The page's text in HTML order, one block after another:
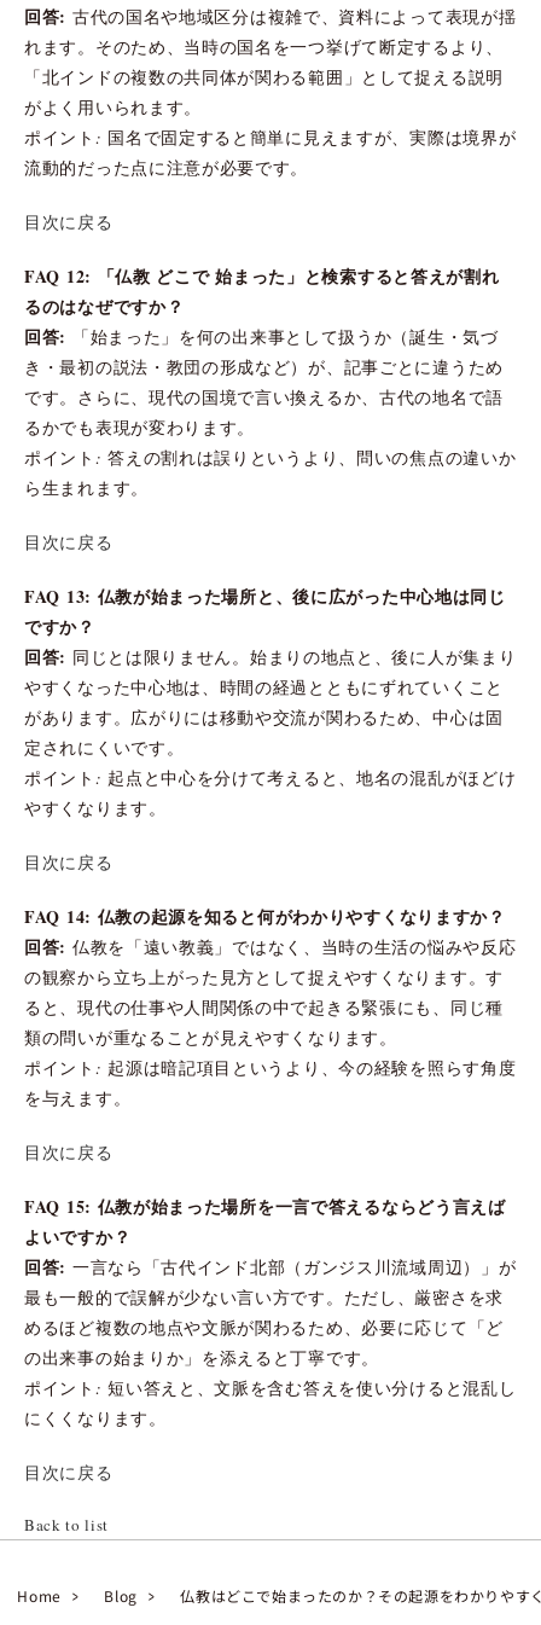
回答: 古代の国名や地域区分は複雑で、資料によって表現が揺
れます。そのため、当時の国名を一つ挙げて断定するより、
「北インドの複数の共同体が関わる範囲」として捉える説明
がよく用いられます。
ポイント: 国名で固定すると簡単に見えますが、実際は境界が
流動的だった点に注意が必要です。
目次に戻る
FAQ 12: 「仏教 どこで 始まった」と検索すると答えが割れ
るのはなぜですか？
回答:
「始まった」を何の出来事として扱うか（誕生・気づ
き・最初の説法・教団の形成など）が、記事ごとに違うため
です。さらに、現代の国境で言い換えるか、古代の地名で語
るかでも表現が変わります。
ポイント: 答えの割れは誤りというより、問いの焦点の違いか
ら生まれます。
目次に戻る
FAQ 13: 仏教が始まった場所と、後に広がった中心地は同じ
ですか？
回答: 同じとは限りません。始まりの地点と、後に人が集まり
やすくなった中心地は、時間の経過とともにずれていくこと
があります。広がりには移動や交流が関わるため、中心は固
定されにくいです。
ポイント: 起点と中心を分けて考えると、地名の混乱がほどけ
やすくなります。
目次に戻る
FAQ 14: 仏教の起源を知ると何がわかりやすくなりますか？
回答: 仏教を「遠い教義」ではなく、当時の生活の悩みや反応
の観察から立ち上がった見方として捉えやすくなります。す
ると、現代の仕事や人間関係の中で起きる緊張にも、同じ種
類の問いが重なることが見えやすくなります。
ポイント: 起源は暗記項目というより、今の経験を照らす角度
を与えます。
目次に戻る
FAQ 15: 仏教が始まった場所を一言で答えるならどう言えば
よいですか？
回答: 一言なら「古代インド北部（ガンジス川流域周辺）」が
最も一般的で誤解が少ない言い方です。ただし、厳密さを求
めるほど複数の地点や文脈が関わるため、必要に応じて「ど
の出来事の始まりか」を添えると丁寧です。
ポイント: 短い答えと、文脈を含む答えを使い分けると混乱し
にくくなります。
目次に戻る
Back to list
Home Blog 仏教はどこで始まったのか？その起源をわかりやす